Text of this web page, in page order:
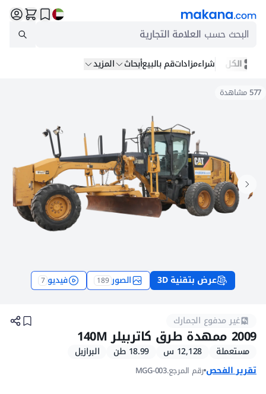
البحث حسب العلامة التجارية
الكل شراءمزاداتقم بالبيعأبحاث المزيد
577مشاهدة
عرض بتقنية 3D الصور 189 فيديو 7
غير مدفوع الجمارك
كريدرات كاتربيلر 140M مستعملة موديل 2009 للبيع
2009 ممهدة طرق كاتربيلر 140M
مستعملة 12,128 س 18.99 طن
البرازيل
تقرير الفحصرقم المرجع.MGG-003